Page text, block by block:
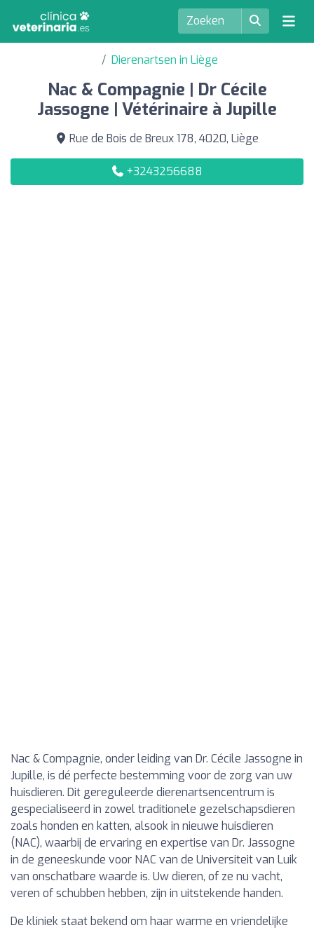
Dierenartsen in Liège
Nac & Compagnie | Dr Cécile
Jassogne | Vétérinaire à Jupille
Rue de Bois de Breux 178, 4020, Liège
+3243256688
Nac & Compagnie, onder leiding van Dr. Cécile Jassogne in
Jupille, is dé perfecte bestemming voor de zorg van uw
huisdieren. Dit gereguleerde dierenartsencentrum is
gespecialiseerd in zowel traditionele gezelschapsdieren
zoals honden en katten, alsook in nieuwe huisdieren
(NAC), waarbij de ervaring en expertise van Dr. Jassogne
in de geneeskunde voor NAC van de Universiteit van Luik
van onschatbare waarde is. Uw dieren, of ze nu vacht,
veren of schubben hebben, zijn in uitstekende handen.
De kliniek staat bekend om haar warme en vriendelijke